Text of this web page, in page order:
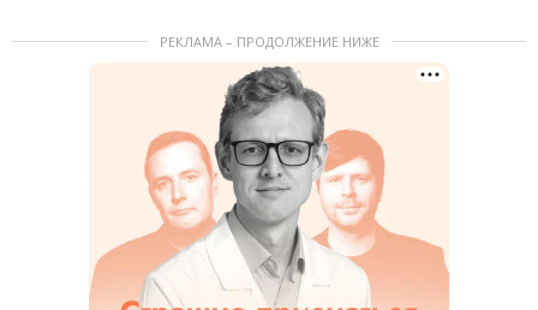
РЕКЛАМА – ПРОДОЛЖЕНИЕ НИЖЕ